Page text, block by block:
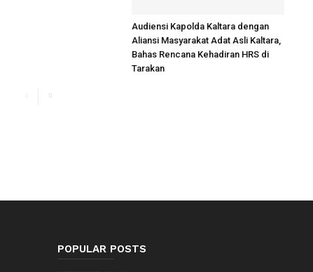
Audiensi Kapolda Kaltara dengan
Aliansi Masyarakat Adat Asli Kaltara,
Bahas Rencana Kehadiran HRS di
Tarakan
POPULAR POSTS